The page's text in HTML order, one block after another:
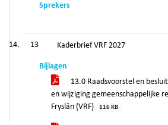
Sprekers
13 Kaderbrief VRF 2027
Bijlagen
13.0 Raadsvoorstel en
en wijziging gemeenschappelijke
Fryslân (VRF)
116 KB